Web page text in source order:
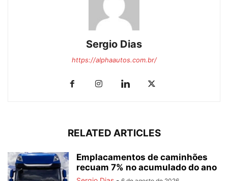
Sergio Dias
https://alphaautos.com.br/
RELATED ARTICLES
Emplacamentos de caminhões
recuam 7% no acumulado do ano